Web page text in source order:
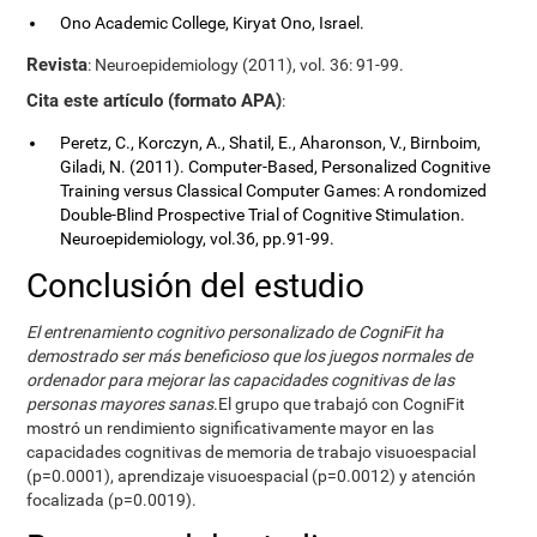
Ono Academic College, Kiryat Ono, Israel.
Revista: Neuroepidemiology (2011), vol. 36: 91-99.
Cita este artículo (formato APA):
Peretz, C., Korczyn, A., Shatil, E., Aharonson, V., Birnboim,
Giladi, N. (2011). Computer-Based, Personalized Cognitive
Training versus Classical Computer Games: A rondomized
Double-Blind Prospective Trial of Cognitive Stimulation.
Neuroepidemiology, vol.36, pp.91-99.
Conclusión del estudio
El entrenamiento cognitivo personalizado de CogniFit ha
demostrado ser más beneficioso que los juegos normales de
ordenador para mejorar las capacidades cognitivas de las
personas mayores sanas.El grupo que trabajó con CogniFit
mostró un rendimiento significativamente mayor en las
capacidades cognitivas de memoria de trabajo visuoespacial
(p=0.0001), aprendizaje visuoespacial (p=0.0012) y atención
focalizada (p=0.0019).